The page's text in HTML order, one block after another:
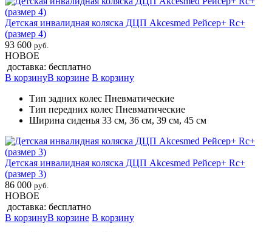
Детская инвалидная коляска ДЦП Akcesmed Рейсер+ Rc+
(размер 4)
93 600 руб.
НОВОЕ
доставка: бесплатно
В корзинуВ корзине В корзину
Тип задних колес Пневматические
Тип передних колес Пневматические
Ширина сиденья 33 см, 36 см, 39 см, 45 см
Детская инвалидная коляска ДЦП Akcesmed Рейсер+ Rc+
(размер 3)
86 000 руб.
НОВОЕ
доставка: бесплатно
В корзинуВ корзине В корзину